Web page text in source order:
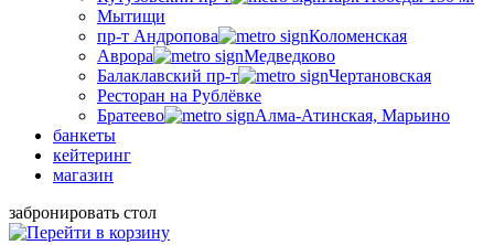
Мытищи
пр-т Андропова
Коломенская
Аврора
Медведково
Балаклавский пр-т
Чертановская
Ресторан на Рублёвке
Братеево
Алма-Атинская, Марьино
банкеты
кейтеринг
магазин
забронировать стол